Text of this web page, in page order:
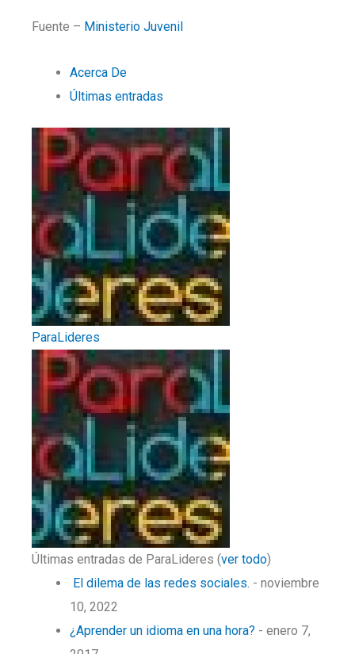
Fuente – Ministerio Juvenil
Acerca De
Últimas entradas
ParaLideres
Últimas entradas de ParaLideres (ver todo)
El dilema de las redes sociales. - noviembre
10, 2022
¿Aprender un idioma en una hora? - enero 7,